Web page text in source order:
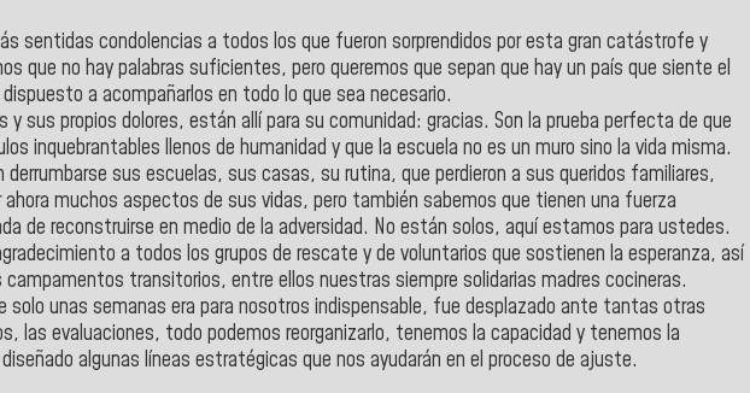
sentidas condolencias a todos los que fueron sorprendidos por esta gran catástrofe y
que no hay palabras suficientes, pero queremos que sepan que hay un país que siente el
a acompañarlos en todo lo que sea necesario.
sus propios dolores, están allí para su comunidad: gracias. Son la prueba perfecta de que
inquebrantables llenos de humanidad y que la escuela no es un muro sino la vida misma.
derrumbarse sus escuelas, sus casas, su rutina, que perdieron a sus queridos familiares,
muchos aspectos de sus vidas, pero también sabemos que tienen una fuerza
de reconstruirse en medio de la adversidad. No están solos, aquí estamos para ustedes.
a todos los grupos de rescate y de voluntarios que sostienen la esperanza, así
campamentos transitorios, entre ellos nuestras siempre solidarias madres cocineras.
solo unas semanas era para nosotros indispensable, fue desplazado ante tantas otras
las evaluaciones, todo podemos reorganizarlo, tenemos la capacidad y tenemos la
algunas líneas estratégicas que nos ayudarán en el proceso de ajuste.